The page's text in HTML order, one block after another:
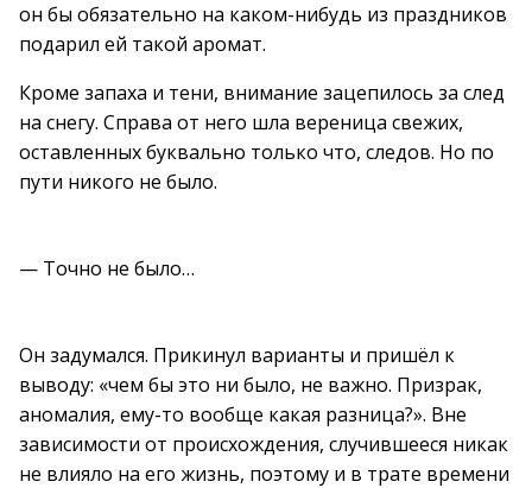
он бы обязательно на каком-нибудь из праздников
подарил ей такой аромат.
Кроме запаха и тени, внимание зацепилось за след
на снегу. Справа от него шла вереница свежих,
оставленных буквально только что, следов. Но по
пути никого не было.
— Точно не было…
Он задумался. Прикинул варианты и пришёл к
выводу: «чем бы это ни было, не важно. Призрак,
аномалия, ему-то вообще какая разница?». Вне
зависимости от происхождения, случившееся никак
не влияло на его жизнь, поэтому и в трате времени